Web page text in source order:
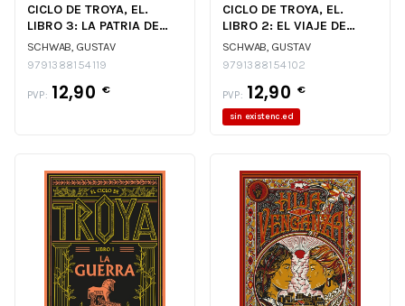
CICLO DE TROYA, EL.
LIBRO 3: LA PATRIA DE
ENEAS
SCHWAB, GUSTAV
9791388154119
PVP: 12,90 €
CICLO DE TROYA, EL.
LIBRO 2: EL VIAJE DE
ULISES
SCHWAB, GUSTAV
9791388154102
PVP: 12,90 €
sin existenc.ed